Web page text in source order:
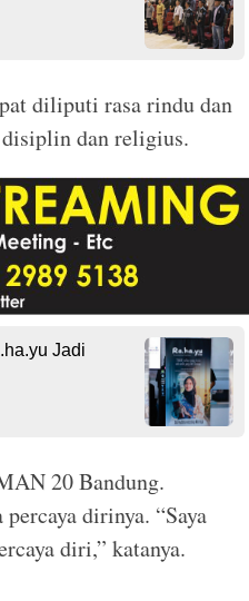
diliputi rasa rindu dan
dan religius.
Jadi
20 Bandung.
dirinya. “Saya
diri,” katanya.